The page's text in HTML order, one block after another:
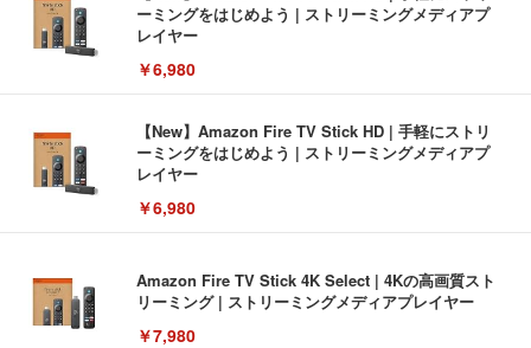
ーミングをはじめよう | ストリーミングメディアプ
レイヤー
￥6,980
【New】Amazon Fire TV Stick HD | 手軽にストリ
ーミングをはじめよう | ストリーミングメディアプ
レイヤー
￥6,980
Amazon Fire TV Stick 4K Select | 4Kの高画質スト
リーミング | ストリーミングメディアプレイヤー
￥7,980